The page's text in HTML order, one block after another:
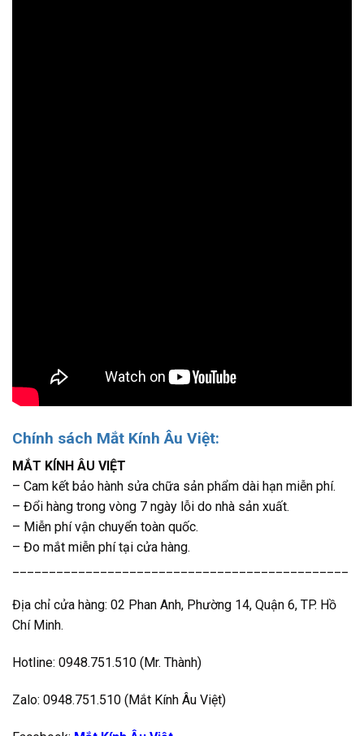
Chính sách Mắt Kính Âu Việt:
MẮT KÍNH ÂU VIỆT
– Cam kết bảo hành sửa chữa sản phẩm dài hạn miễn phí.
– Đổi hàng trong vòng 7 ngày lỗi do nhà sản xuất.
– Miễn phí vận chuyển toàn quốc.
– Đo mắt miễn phí tại cửa hàng.
Địa chỉ cửa hàng: 02 Phan Anh, Phường 14, Quận 6, TP. Hồ
Chí Minh.
Hotline: 0948.751.510 (Mr. Thành)
Zalo: 0948.751.510 (Mắt Kính Âu Việt)